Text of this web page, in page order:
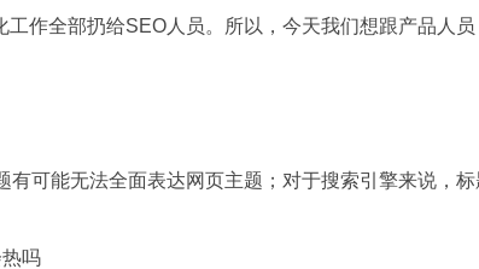
作全部扔给SEO人员。所以，今天我们想跟产品人
可能无法全面表达网页主题；对于搜索引擎来说，
吗